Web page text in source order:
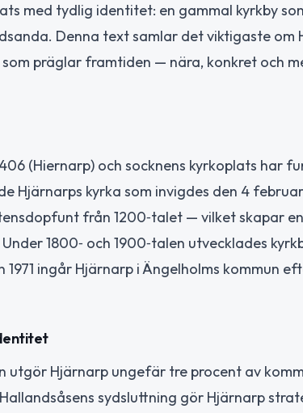
med tydlig identitet: en gammal kyrkby
Denna text samlar det viktigaste om
präglar framtiden — nära, konkret och
(Hiernarp) och socknens kyrkoplats har
Hjärnarps kyrka som invigdes den 4
från 1200‑talet — vilket skapar
1800‑ och 1900‑talen utvecklades
ingår Hjärnarp i Ängelholms kommun
Hjärnarp ungefär tre procent av
sydsluttning gör Hjärnarp